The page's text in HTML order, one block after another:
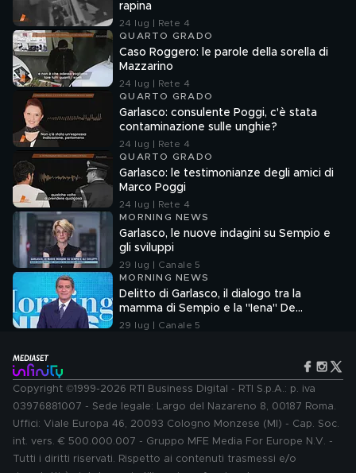
rapina
24 lug | Rete 4
QUARTO GRADO
Caso Roggero: le parole della sorella di
Mazzarino
24 lug | Rete 4
QUARTO GRADO
Garlasco: consulente Poggi, c'è stata
contaminazione sulle unghie?
24 lug | Rete 4
QUARTO GRADO
Garlasco: le testimonianze degli amici di
Marco Poggi
24 lug | Rete 4
MORNING NEWS
Garlasco, le nuove indagini su Sempio e
gli sviluppi
29 lug | Canale 5
MORNING NEWS
Delitto di Garlasco, il dialogo tra la
mamma di Sempio e la "Iena" De
Giuseppe nel 2022
29 lug | Canale 5
Copyright ©1999-2026 RTI Business Digital - RTI S.p.A.: p. iva
03976881007 - Sede legale: Largo del Nazareno 8, 00187 Roma.
Uffici: Viale Europa 46, 20093 Cologno Monzese (MI) - Cap. Soc.
int. vers. € 500.000.007 - Gruppo MFE Media For Europe N.V. -
Tutti i diritti riservati. Rispetto ai contenuti trasmessi e/o